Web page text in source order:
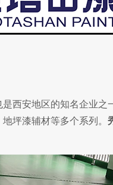
安地区的知名企业之
坪漆辅材等多个系列。